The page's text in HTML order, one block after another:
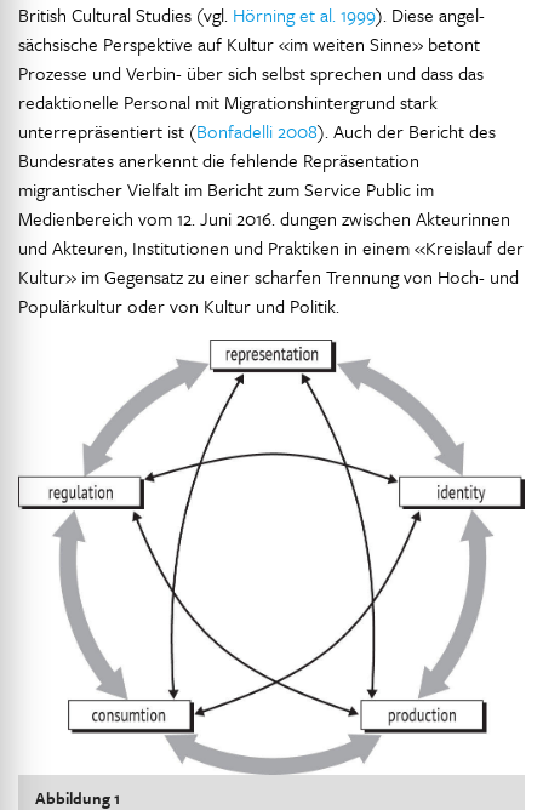
British Cultural Studies (vgl. Hörning et al. 1999). Diese angel-
sächsische Perspektive auf Kultur «im weiten Sinne» betont
Prozesse und Verbin- über sich selbst sprechen und dass das
redaktionelle Personal mit Migrationshintergrund stark
unterrepräsentiert ist (Bonfadelli 2008). Auch der Bericht des
Bundesrates anerkennt die fehlende Repräsentation
migrantischer Vielfalt im Bericht zum Service Public im
Medienbereich vom 12. Juni 2016. dungen zwischen Akteurinnen
und Akteuren, Institutionen und Praktiken in einem «Kreislauf der
Kultur» im Gegensatz zu einer scharfen Trennung von Hoch- und
Populärkultur oder von Kultur und Politik.
Abbildung 1